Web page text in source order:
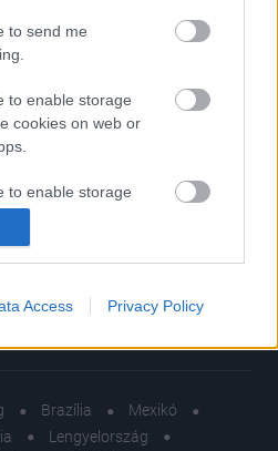
to send me
to enable storage
cookies on web or
to enable storage
of the website or app.
to enable storage
authentication
Access Privacy Policy
díj jelöltjei, a
idén
RSS
Brazília
Mexikó
Lengyelország